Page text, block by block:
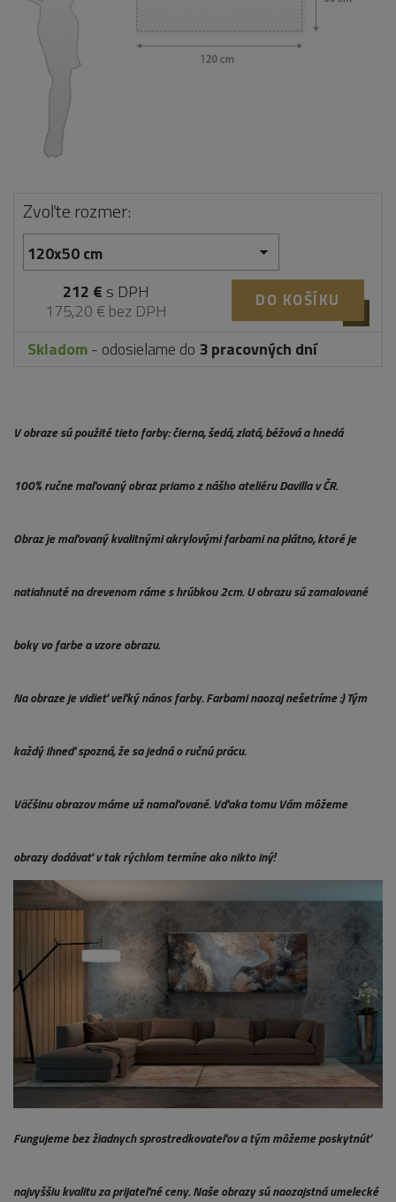
Zvoľte rozmer:
212 € s DPH
175,20 € bez DPH
DO KOŠÍKU
Skladom- odosielame do 3 pracovných dní
V obraze sú použité tieto farby: čierna, šedá, zlatá, béžová a hnedá
100% ručne maľovaný obraz priamo z nášho ateliéru Davilla v ČR.
Obraz je maľovaný kvalitnými akrylovými farbami na plátno, ktoré je
natiahnuté na drevenom ráme s hrúbkou 2cm. U obrazu sú zamalované
boky vo farbe a vzore obrazu.
Na obraze je vidieť veľký nános farby. Farbami naozaj nešetríme :) Tým
každý ihneď spozná, že sa jedná o ručnú prácu.
Väčšinu obrazov máme už namaľované. Vďaka tomu Vám môžeme
obrazy dodávať v tak rýchlom termíne ako nikto iný!
Fungujeme bez žiadnych sprostredkovateľov a tým môžeme poskytnúť
najvyššiu kvalitu za prijateľné ceny. Naše obrazy sú naozajstná umelecké